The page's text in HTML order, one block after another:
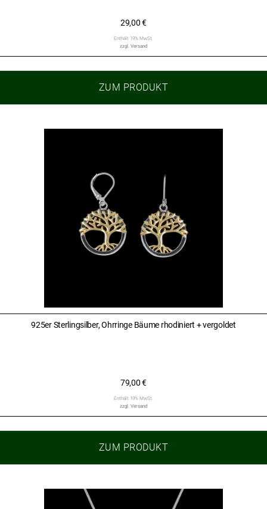
29,00€
Enthält 19% MwSt.
zzgl. Versand
ZUM PRODUKT
925er Sterlingsilber, Ohrringe Bäume rhodiniert + vergoldet
79,00€
Enthält 19% MwSt.
zzgl. Versand
ZUM PRODUKT